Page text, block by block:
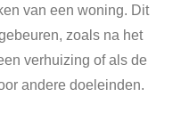
van een woning. Dit
zoals na het
verhuizing of als de
andere doeleinden.